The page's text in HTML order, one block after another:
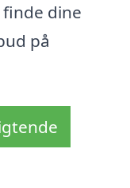
dine
på